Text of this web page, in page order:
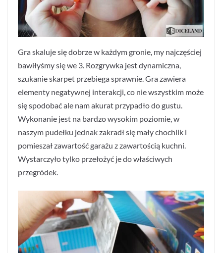
Gra skaluje się dobrze w każdym gronie, my najczęściej
bawiłyśmy się we 3. Rozgrywka jest dynamiczna,
szukanie skarpet przebiega sprawnie. Gra zawiera
elementy negatywnej interakcji, co nie wszystkim może
się spodobać ale nam akurat przypadło do gustu.
Wykonanie jest na bardzo wysokim poziomie, w
naszym pudełku jednak zakradł się mały chochlik i
pomieszał zawartość garażu z zawartością kuchni.
Wystarczyło tylko przełożyć je do właściwych
przegródek.